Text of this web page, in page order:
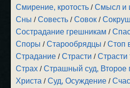
Смирение, кротость /Смысл и
Сны /Совесть /Совок /
Сострадание грешникам /
Споры /Старообрядцы /Стоп
Страдание /Страсти /Страсти
Страх /Страшный суд, Второе
Христа /Суд, Осуждение /